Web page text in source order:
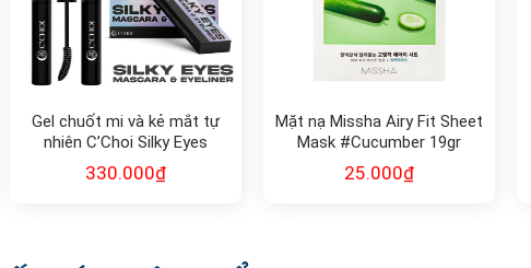
Gel chuốt mi và kẻ mắt tự
nhiên C’Choi Silky Eyes
Mascara & Eyeliner
330.000₫
Mặt nạ Missha Airy Fit Sheet
Mask #Cucumber 19gr
25.000₫